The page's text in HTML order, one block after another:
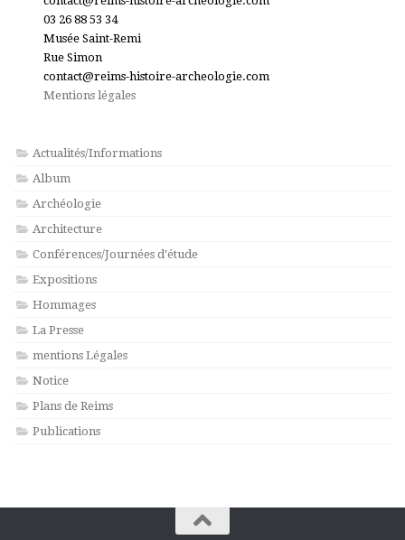
03 26 88 53 34
Musée Saint-Remi
Rue Simon
contact@reims-histoire-archeologie.com
Mentions légales
Actualités/Informations
Album
Archéologie
Architecture
Conférences/Journées d'étude
Expositions
Hommages
La Presse
mentions Légales
Notice
Plans de Reims
Publications